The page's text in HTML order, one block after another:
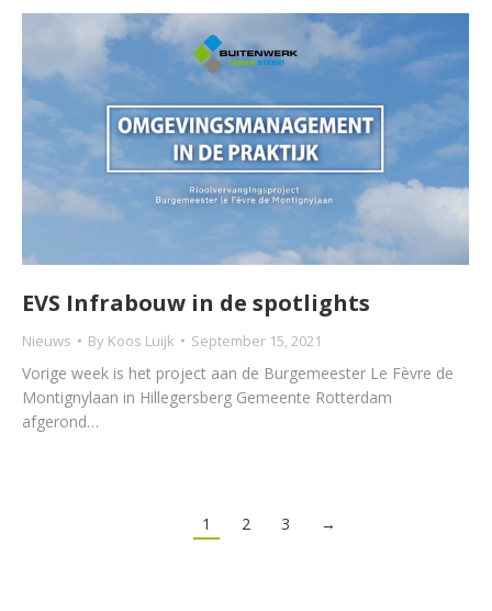
EVS Infrabouw in de spotlights
Nieuws By Koos Luijk September 15, 2021
Vorige week is het project aan de Burgemeester Le Fèvre de
Montignylaan in Hillegersberg Gemeente Rotterdam
afgerond…
1 2 3 →